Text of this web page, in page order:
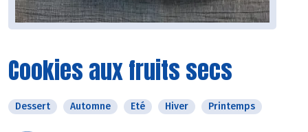
Cookies aux fruits secs
Dessert Automne Eté Hiver Printemps